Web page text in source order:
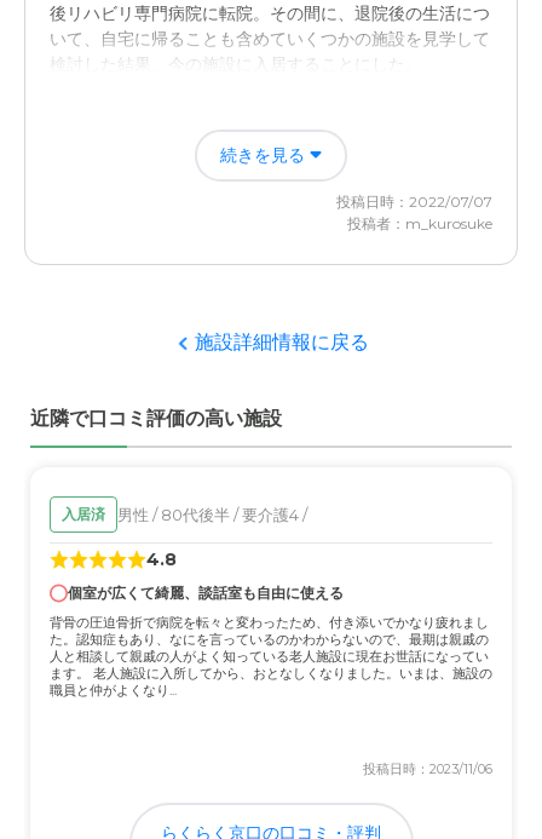
後リハビリ専門病院に転院。その間に、退院後の生活につ
いて、自宅に帰ることも含めていくつかの施設を見学して
検討した結果、今の施設に入居することにした。
費用はかかるが、8割程度は本人の年金で賄うことがで
き、介護についても安心してお任せできる。
の人柄など、本人も気に入ったようです。
介護職員の入れ替わりがよくあるが、変わった様子があれ
ば逐一連絡してもらえるので、安心してお任せしていま
外観・内装・居室・設備について
マンションタイプで、室内トイレ、事務所から使用状況を
集中管理できるベッド、1階の食堂、浴室など、好印象で
した。
介護医療サービスについて
田舎なので、自家用車がないとアクセスは不便。本人は外
続きを見る
投稿日時：2022/07/07
投稿者：m_kurosuke
施設詳細情報に戻る
近隣で口コミ評価の高い施設
入居済 男性 / 80代後半 / 要介護4 /
4.8
個室が広くて綺麗、談話室も自由に使える
背骨の圧迫骨折で病院を転々と変わったため、付き添いでかなり疲れまし
た。認知症もあり、なにを言っているのかわからないので、最期は親戚の
人と相談して親戚の人がよく知っている老人施設に現在お世話になってい
ます。 老人施設に入所してから、おとなしくなりました。いまは、施設の
職員と仲がよくなり...
投稿日時：2023/11/06
らくらく京口の口コミ・評判